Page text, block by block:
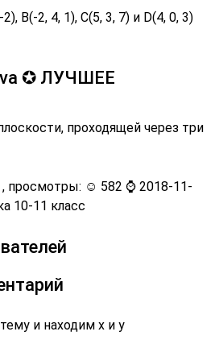
B(-2, 4, 1), C(5, 3, 7) и D(4, 0, 3)
✪ ЛУЧШЕЕ
проходящей через три
просмотры: ☺ 582 ⌚ 2018-11-
10-11 класс
и находим х и у